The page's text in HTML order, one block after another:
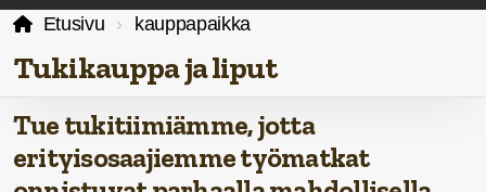
Etusivu kauppapaikka
Tukikauppa ja liput
Tue tukitiimiämme, jotta
erityisosaajiemme työmatkat